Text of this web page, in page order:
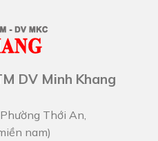
DV Minh Khang
Thới An,
nam)